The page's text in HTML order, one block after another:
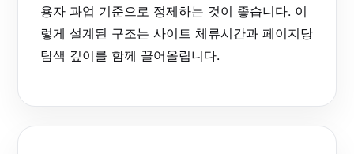
용자 과업 기준으로 정제하는 것이 좋습니다. 이
렇게 설계된 구조는 사이트 체류시간과 페이지당
탐색 깊이를 함께 끌어올립니다.